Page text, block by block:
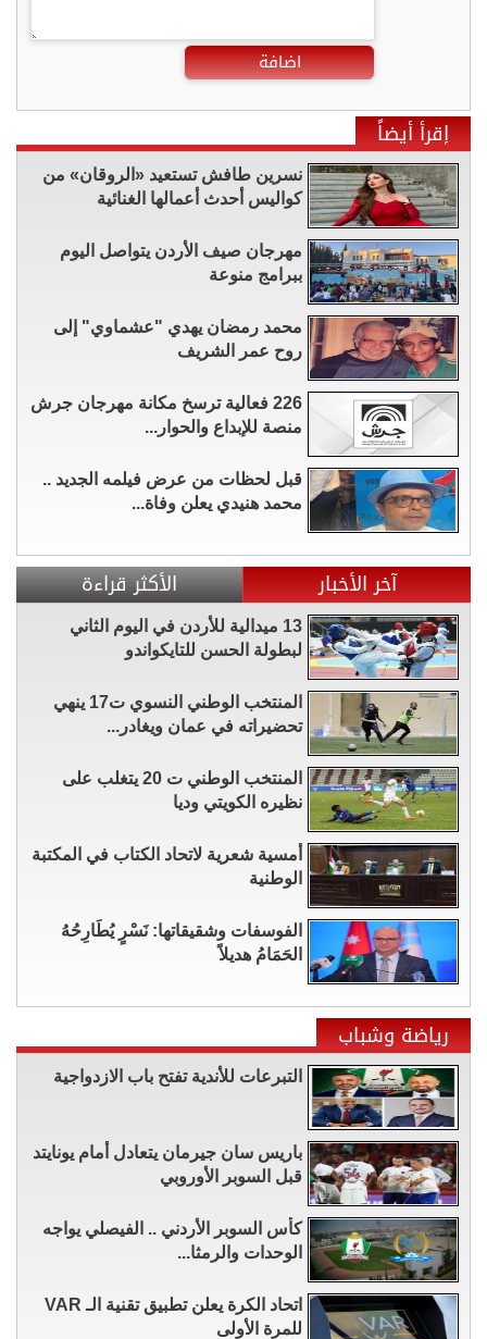
اضافة
إقرأ أيضاً
نسرين طافش تستعيد «الروقان» من
كواليس أحدث أعمالها الغنائية
مهرجان صيف الأردن يتواصل اليوم
ببرامج منوعة
محمد رمضان يهدي "عشماوي" إلى
روح عمر الشريف
226 فعالية ترسخ مكانة مهرجان جرش
منصة للإبداع والحوار...
قبل لحظات من عرض فيلمه الجديد ..
محمد هنيدي يعلن وفاة...
آخر الأخبار الأكثر قراءة
13 ميدالية للأردن في اليوم الثاني
لبطولة الحسن للتايكواندو
المنتخب الوطني النسوي ت17 ينهي
تحضيراته في عمان ويغادر...
المنتخب الوطني ت 20 يتغلب على
نظيره الكويتي وديا
أمسية شعرية لاتحاد الكتاب في المكتبة
الوطنية
الفوسفات وشقيقاتها: نَسْرٍ يُطَارِحُهُ
الحَمَامُ هديلاً
رياضة وشباب
التبرعات للأندية تفتح باب الازدواجية
باريس سان جيرمان يتعادل أمام يونايتد
قبل السوبر الأوروبي
كأس السوبر الأردني .. الفيصلي يواجه
الوحدات والرمثا...
اتحاد الكرة يعلن تطبيق تقنية الـ VAR
للمرة الأولى